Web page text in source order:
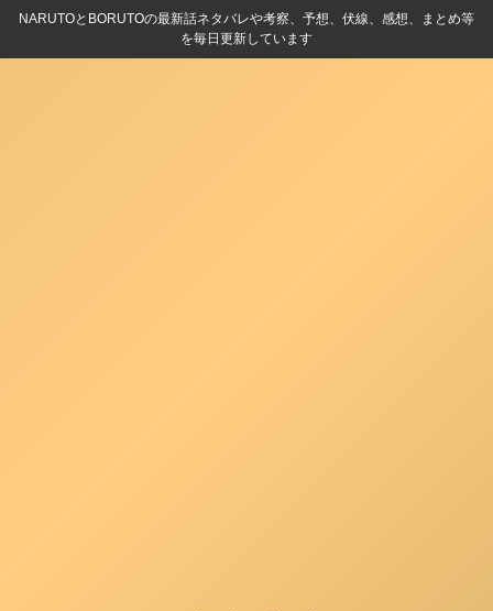
NARUTOとBORUTOの最新話ネタバレや考察、予想、伏線、感想、まとめ等
を毎日更新しています